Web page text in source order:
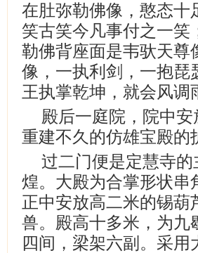
在肚弥勒佛像，憨态十
笑古笑今凡事付之一笑
勒佛背座面是韦驮天尊
像，一执利剑，一抱琵
王执掌乾坤，就会风调
殿后一庭院，院中
重建不久的仿雄宝殿的
过二门便是定慧寺
煌。大殿为合掌形状串
正中安放高二米的锡
兽。殿高十多米，为九
四间，梁架六副。采